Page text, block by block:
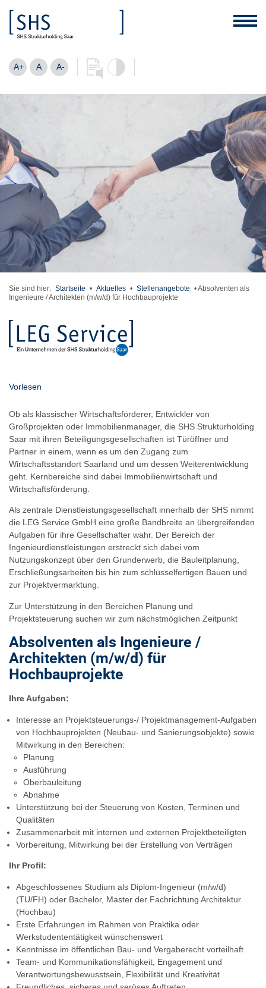
A+ A A-
Sie sind hier: Startseite • Aktuelles • Stellenangebote •Absolventen als
Ingenieure / Architekten (m/w/d) für Hochbauprojekte
Vorlesen
Ob als klassischer Wirtschaftsförderer, Entwickler von
Großprojekten oder Immobilienmanager, die SHS Strukturholding
Saar mit ihren Beteiligungsgesellschaften ist Türöffner und
Partner in einem, wenn es um den Zugang zum
Wirtschaftsstandort Saarland und um dessen Weiterentwicklung
geht. Kernbereiche sind dabei Immobilienwirtschaft und
Wirtschaftsförderung.
Als zentrale Dienstleistungsgesellschaft innerhalb der SHS nimmt
die LEG Service GmbH eine große Bandbreite an übergreifenden
Aufgaben für ihre Gesellschafter wahr. Der Bereich der
Ingenieurdienstleistungen erstreckt sich dabei vom
Nutzungskonzept über den Grunderwerb, die Bauleitplanung,
Erschließungsarbeiten bis hin zum schlüsselfertigen Bauen und
zur Projektvermarktung.
Zur Unterstützung in den Bereichen Planung und
Projektsteuerung suchen wir zum nächstmöglichen Zeitpunkt
Absolventen als Ingenieure /
Architekten (m/w/d) für
Hochbauprojekte
Ihre Aufgaben:
Interesse an Projektsteuerungs-/ Projektmanagement-Aufgaben
von Hochbauprojekten (Neubau- und Sanierungsobjekte) sowie
Mitwirkung in den Bereichen:
Planung
Ausführung
Oberbauleitung
Abnahme
Unterstützung bei der Steuerung von Kosten, Terminen und
Qualitäten
Zusammenarbeit mit internen und externen Projektbeteiligten
Vorbereitung, Mitwirkung bei der Erstellung von Verträgen
Ihr Profil:
Abgeschlossenes Studium als Diplom-Ingenieur (m/w/d)
(TU/FH) oder Bachelor, Master der Fachrichtung Architektur
(Hochbau)
Erste Erfahrungen im Rahmen von Praktika oder
Werkstudententätigkeit wünschenswert
Kenntnisse im öffentlichen Bau- und Vergaberecht vorteilhaft
Team- und Kommunikationsfähigkeit, Engagement und
Verantwortungsbewusstsein, Flexibilität und Kreativität